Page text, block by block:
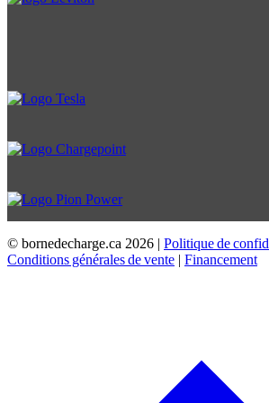
© bornedecharge.ca 2026 | Politique de
Conditions générales de vente | Financement